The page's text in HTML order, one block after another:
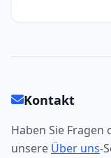
Kontakt
Haben Sie Fragen
unsere Über uns-